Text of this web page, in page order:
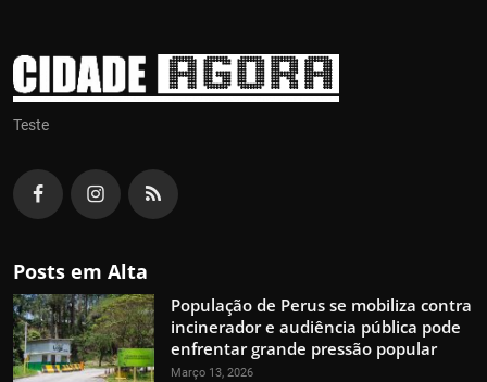
Teste
Posts em Alta
População de Perus se mobiliza contra
incinerador e audiência pública pode
enfrentar grande pressão popular
Março 13, 2026